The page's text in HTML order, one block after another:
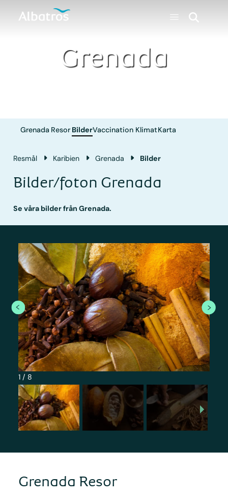
Grenada
Grenada Resor BilderVaccination KlimatKarta
Resmål Karibien Grenada Bilder
Bilder/foton Grenada
Se våra bilder från Grenada.
1/ 8
Grenada Resor